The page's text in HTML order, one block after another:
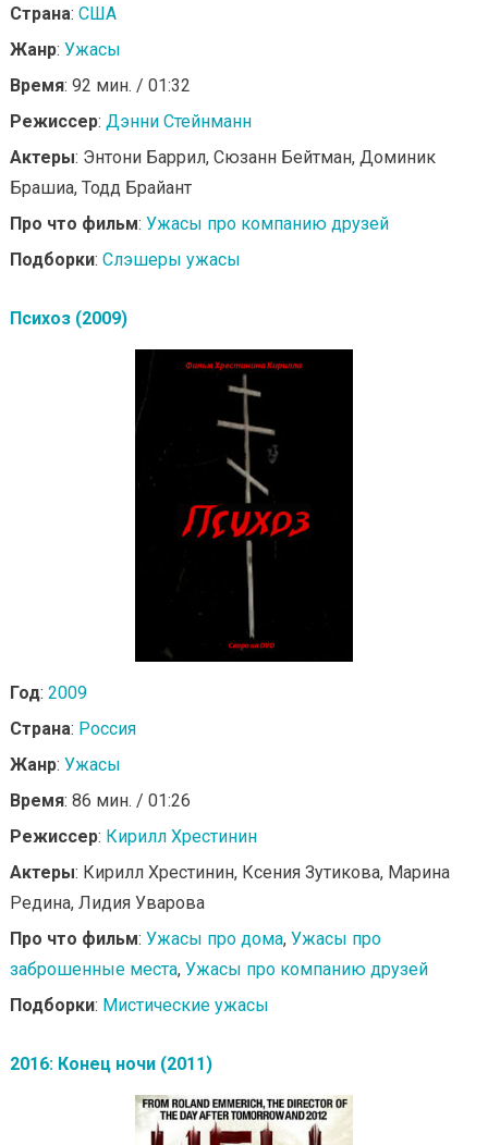
Страна: США
Жанр: Ужасы
Время: 92 мин. / 01:32
Режиссер: Дэнни Стейнманн
Актеры: Энтони Баррил, Сюзанн Бейтман, Доминик
Брашиа, Тодд Брайант
Про что фильм: Ужасы про компанию друзей
Подборки: Слэшеры ужасы
Психоз (2009)
Год: 2009
Страна: Россия
Жанр: Ужасы
Время: 86 мин. / 01:26
Режиссер: Кирилл Хрестинин
Актеры: Кирилл Хрестинин, Ксения Зутикова, Марина
Редина, Лидия Уварова
Про что фильм: Ужасы про дома, Ужасы про
заброшенные места, Ужасы про компанию друзей
Подборки: Мистические ужасы
2016: Конец ночи (2011)